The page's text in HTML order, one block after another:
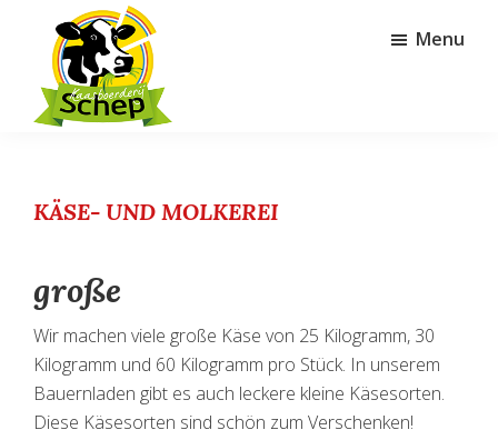
hoofd
inhoud
voettekst
Kaasboerderij
Menu
KÄSE- UND MOLKEREI
große
Wir machen viele große Käse von 25 Kilogramm, 30
Kilogramm und 60 Kilogramm pro Stück. In unserem
Bauernladen gibt es auch leckere kleine Käsesorten.
Diese Käsesorten sind schön zum Verschenken!